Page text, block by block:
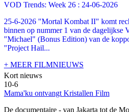
VOD Trends: Week 26 : 24-06-2026
25-6-2026 "Mortal Kombat II" komt
binnen op nummer 1 van de dagelijkse
"Michael" (Bonus Edition) van de
"Project Hail...
+ MEER FILMNIEUWS
Kort nieuws
10-6
Mama'ku ontvangt Kristallen Film
De documentaire - van Jakarta tot de